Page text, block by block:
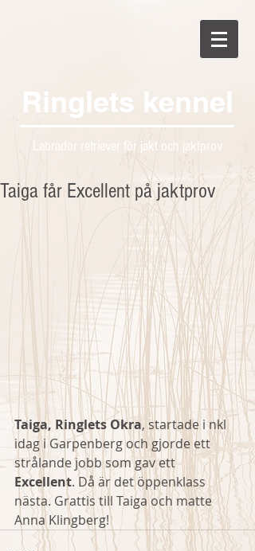
Ringlets kennel
Labrador retriever för jakt och jaktprov
Taiga får Excellent på jaktprov
Taiga, Ringlets Okra, startade i nkl
idag i Garpenberg och gjorde ett
strålande jobb som gav ett
Excellent. Då är det öppenklass
nästa. Grattis till Taiga och matte
Anna Klingberg!